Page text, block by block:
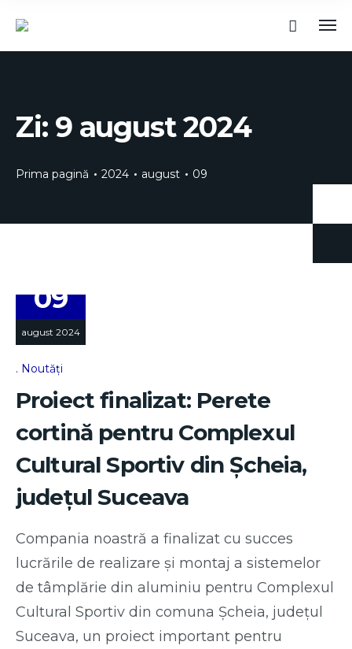
Zi: 9 august 2024
Prima pagină 2024 august 09
09
august 2024
Noutăți
Proiect finalizat: Perete
cortină pentru Complexul
Cultural Sportiv din Șcheia,
județul Suceava
Compania noastră a finalizat cu succes
lucrările de realizare și montaj a sistemelor
de tâmplărie din aluminiu pentru Complexul
Cultural Sportiv din comuna Șcheia, județul
Suceava, un proiect important pentru